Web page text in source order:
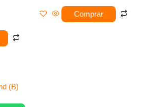
Comprar